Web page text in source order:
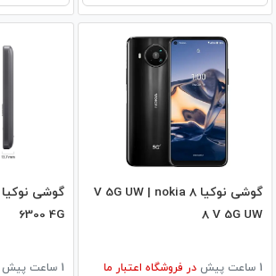
گوشی نوکیا 8 V 5G UW | nokia
8 V 5G UW
1 ساعت پیش در فروشگاه اعتبار ما
6300 4G
1 ساعت پیش